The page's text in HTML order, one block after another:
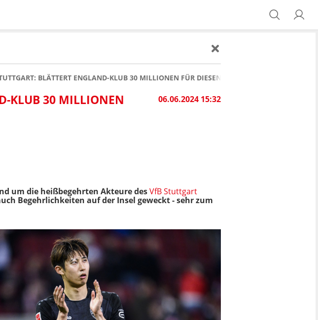
BLÄTTERT ENGLAND-KLUB 30 MILLIONEN FÜR DIESEN STAR HIN?
06.06.2024 15:32
KLUB 30 MILLIONEN
um die heißbegehrten Akteure desVfB Stuttgart
Begehrlichkeiten auf der Insel geweckt - sehr zum